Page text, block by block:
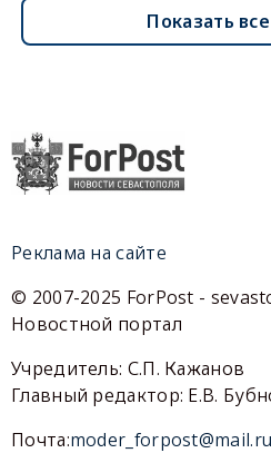
Показать
Реклама на сайте
© 2007-2025 ForPost -
Новостной портал
Учредитель: С.П. Кажанов
Главный редактор: Е.В.
Почта:moder_forpost@mail.ru